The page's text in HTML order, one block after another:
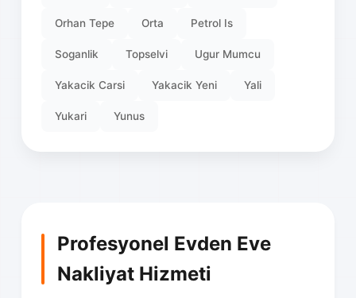
Profesyonel Evden Eve
Nakliyat Hizmeti
Orhan Tepe Orta Petrol Is
Soganlik Topselvi Ugur Mumcu
Yakacik Carsi Yakacik Yeni Yali
Yukari Yunus